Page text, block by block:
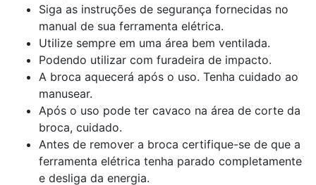
Siga as instruções de segurança fornecidas no
manual de sua ferramenta elétrica.
Utilize sempre em uma área bem ventilada.
Podendo utilizar com furadeira de impacto.
A broca aquecerá após o uso. Tenha cuidado ao
manusear.
Após o uso pode ter cavaco na área de corte da
broca, cuidado.
Antes de remover a broca certifique-se de que a
ferramenta elétrica tenha parado completamente
e desliga da energia.